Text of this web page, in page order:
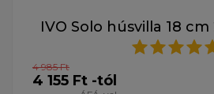
IVO Solo húsvilla 18 cm
4 985 Ft
4 155 Ft -tól